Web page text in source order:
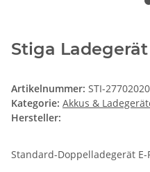
Stiga Ladegerät
Artikelnummer: STI-
Kategorie: Akkus &
Hersteller:
Standard-Doppelladegerät E-